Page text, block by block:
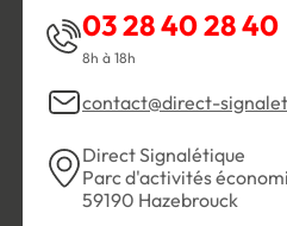
03 28 40 28 40
8h à 18h
contact@direct-
Direct Signalétique
Parc d'activités
59190 Hazebrouck